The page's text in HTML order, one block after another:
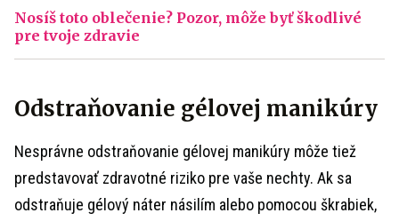
Nosíš toto oblečenie? Pozor, môže byť škodlivé
pre tvoje zdravie
Odstraňovanie gélovej manikúry
Nesprávne odstraňovanie gélovej manikúry môže tiež
predstavovať zdravotné riziko pre vaše nechty. Ak sa
odstraňuje gélový náter násilím alebo pomocou škrabiek,